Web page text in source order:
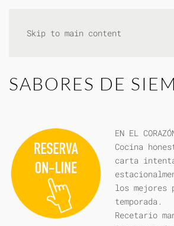
Skip to main content
SABORES DE
EN EL
Cocina
carta
los mejores
temporada.
Recetario